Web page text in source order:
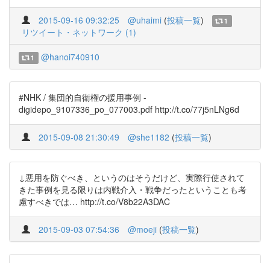
2015-09-16 09:32:25 @uhaimi (投稿一覧) 1
リツイート・ネットワーク (1)
1 @hanoi740910
#NHK / 集団的自衛権の援用事例 -
digidepo_9107336_po_077003.pdf http://t.co/77j5nLNg6d
2015-09-08 21:30:49 @she1182 (投稿一覧)
↓悪用を防ぐべき、というのはそうだけど、実際行使されて
きた事例を見る限りは内戦介入・戦争だったということも考
慮すべきでは… http://t.co/V8b22A3DAC
2015-09-03 07:54:36 @moeji (投稿一覧)